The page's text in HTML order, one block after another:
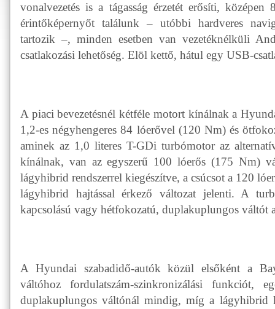
vonalvezetés is a tágasság érzetét erősíti,
érintőképernyőt találunk – utóbbi hardveres
tartozik –, minden esetben van vezetéknélküli
csatlakozási lehetőség. Elöl kettő, hátul egy USB-
A piaci bevezetésnél kétféle motort kínálnak a
1,2-es négyhengeres 84 lóerővel (120 Nm) és
aminek az 1,0 literes T-GDi turbómotor az
kínálnak, van az egyszerű 100 lóerős (175 Nm)
lágyhibrid rendszerrel kiegészítve, a csúcsot a 120
lágyhibrid hajtással érkező változat jelenti. A
kapcsolású vagy hétfokozatú, duplakuplungos váltót
A Hyundai szabadidő-autók közül elsőként a
váltóhoz fordulatszám-szinkronizálási funkciót,
duplakuplungos váltónál mindig, míg a lágyhibrid